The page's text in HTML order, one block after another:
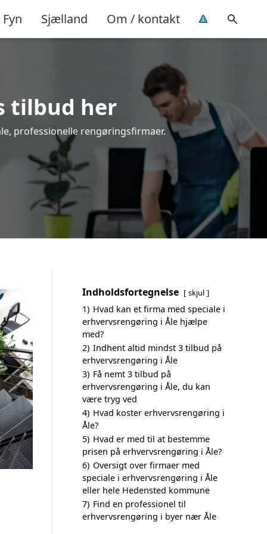
Fyn Sjælland Om / kontakt
tilbud her
professionelle rengøringsfirmaer.
Indholdsfortegnelse skjul
1) Hvad kan et firma med speciale i
erhvervsrengøring i Åle hjælpe
med?
2) Indhent altid mindst 3 tilbud på
erhvervsrengøring i Åle
3) Få nemt 3 tilbud på
erhvervsrengøring i Åle, du kan
være tryg ved
4) Hvad koster erhvervsrengøring i
Åle?
5) Hvad er med til at bestemme
prisen på erhvervsrengøring i Åle?
6) Oversigt over firmaer med
speciale i erhvervsrengøring i Åle
eller hele Hedensted kommune
7) Find en professionel til
erhvervsrengøring i byer nær Åle